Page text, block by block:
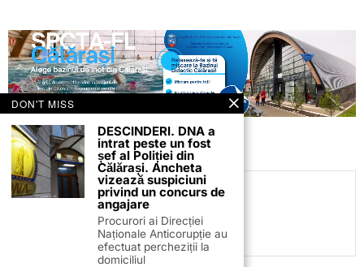
C.C
DON'T MISS
DESCINDERI. DNA a
intrat peste un fost
șef al Poliției din
Călărași. Ancheta
vizează suspiciuni
privind un concurs de
angajare
Procurori ai Direcției
Naționale Anticorupție au
efectuat percheziții la
domiciliul